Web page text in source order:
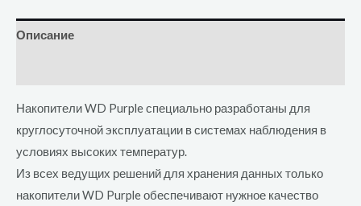
Описание
Накопители WD Purple специально разработаны для
круглосуточной эксплуатации в системах наблюдения в
условиях высоких температур.
Из всех ведущих решений для хранения данных только
накопители WD Purple обеспечивают нужное качество